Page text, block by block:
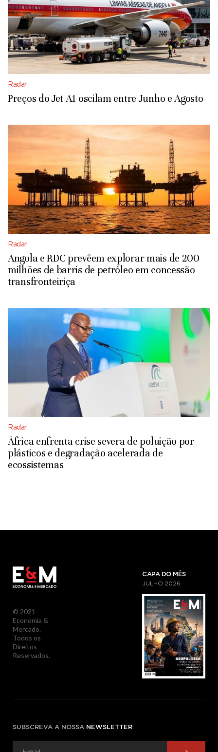
Radar
Preços do Jet A1 oscilam entre Junho e Agosto
Radar
Angola e RDC prevêem explorar mais de 200
milhões de barris de petróleo em concessão
transfronteiriça
Radar
África enfrenta crise severa de poluição por
plásticos e degradação acelerada de
ecossistemas
© 2021
Economia &
Mercado.
Todos os
Direitos
Reservados.
CAPA DO MÊS
JULHO 2026
SUBSCREVA A NOSSA NEWSLETTER